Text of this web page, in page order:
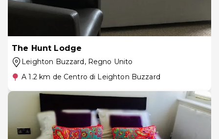
The Hunt Lodge
Leighton Buzzard, Regno Unito
A 1.2 km de Centro di Leighton Buzzard